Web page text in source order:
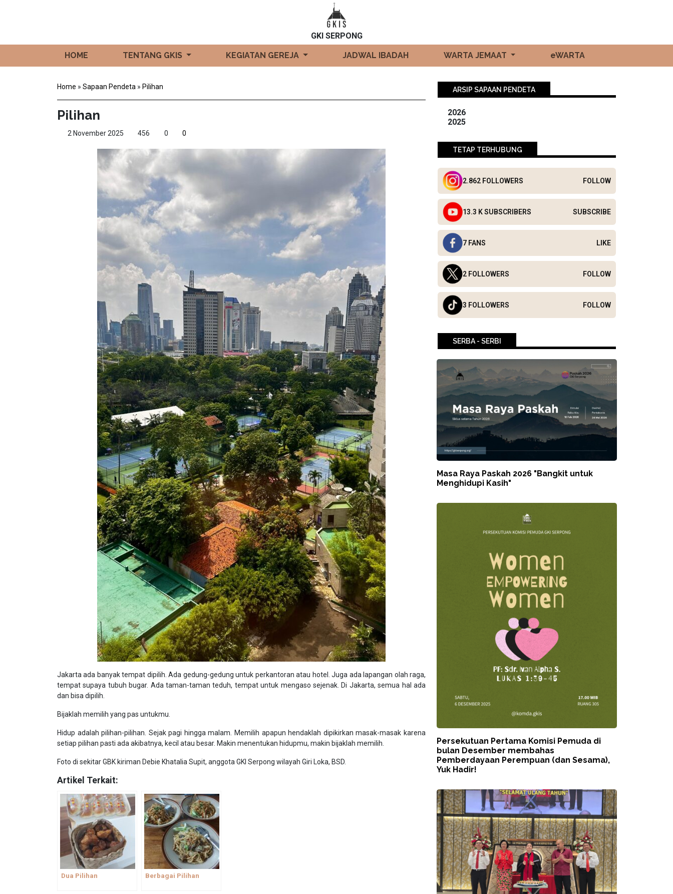
GKI SERPONG
HOME TENTANG GKIS KEGIATAN GEREJA JADWAL IBADAH WARTA JEMAAT eWARTA
Home » Sapaan Pendeta » Pilihan
Pilihan
2 November 2025 456 0 0
Jakarta ada banyak tempat dipilih. Ada gedung-gedung untuk perkantoran atau hotel. Juga ada lapangan olah raga,
tempat supaya tubuh bugar. Ada taman-taman teduh, tempat untuk mengaso sejenak. Di Jakarta, semua hal ada
dan bisa dipilih.
Bijaklah memilih yang pas untukmu.
Hidup adalah pilihan-pilihan. Sejak pagi hingga malam. Memilih apapun hendaklah dipikirkan masak-masak karena
setiap pilihan pasti ada akibatnya, kecil atau besar. Makin menentukan hidupmu, makin bijaklah memilih.
Foto di sekitar GBK kiriman Debie Khatalia Supit, anggota GKI Serpong wilayah Giri Loka, BSD.
Artikel Terkait:
Dua Pilihan Berbagai Pilihan
ARSIP SAPAAN PENDETA
2026
2025
TETAP TERHUBUNG
2.862 FOLLOWERS FOLLOW
13.3 K SUBSCRIBERS SUBSCRIBE
7 FANS LIKE
2 FOLLOWERS FOLLOW
3 FOLLOWERS FOLLOW
SERBA - SERBI
Masa Raya Paskah 2026 "Bangkit untuk
Menghidupi Kasih"
Persekutuan Pertama Komisi Pemuda di
bulan Desember membahas
Pemberdayaan Perempuan (dan Sesama),
Yuk Hadir!